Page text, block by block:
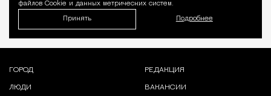
файлов Cookie и данных метрических систем.
Принять Подробнее
ГОРОД
ЛЮДИ
РЕДАКЦИЯ
ВАКАНСИИ